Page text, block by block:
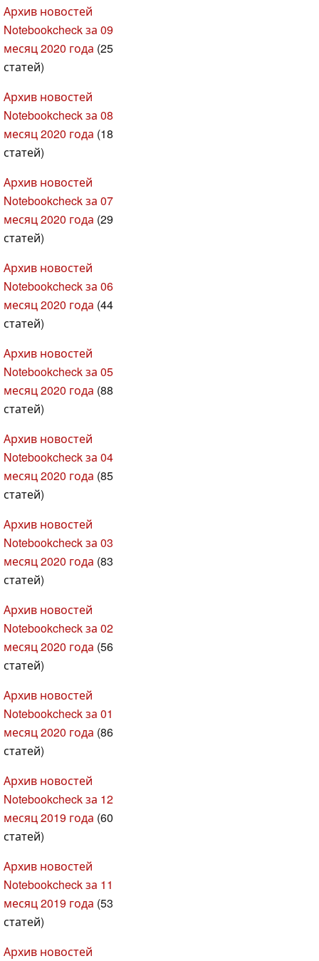
Архив новостей
Notebookcheck за 09
месяц 2020 года (25
статей)
Архив новостей
Notebookcheck за 08
месяц 2020 года (18
статей)
Архив новостей
Notebookcheck за 07
месяц 2020 года (29
статей)
Архив новостей
Notebookcheck за 06
месяц 2020 года (44
статей)
Архив новостей
Notebookcheck за 05
месяц 2020 года (88
статей)
Архив новостей
Notebookcheck за 04
месяц 2020 года (85
статей)
Архив новостей
Notebookcheck за 03
месяц 2020 года (83
статей)
Архив новостей
Notebookcheck за 02
месяц 2020 года (56
статей)
Архив новостей
Notebookcheck за 01
месяц 2020 года (86
статей)
Архив новостей
Notebookcheck за 12
месяц 2019 года (60
статей)
Архив новостей
Notebookcheck за 11
месяц 2019 года (53
статей)
Архив новостей